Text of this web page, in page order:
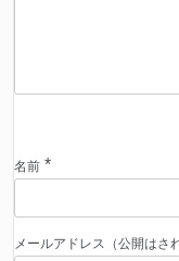
名前 *
メールアドレス（公開はさ